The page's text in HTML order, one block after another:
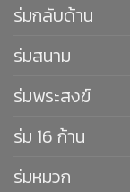
ร่มกลับด้าน
ร่มสนาม
ร่มพระสงฆ์
ร่ม 16 ก้าน
ร่มหมวก